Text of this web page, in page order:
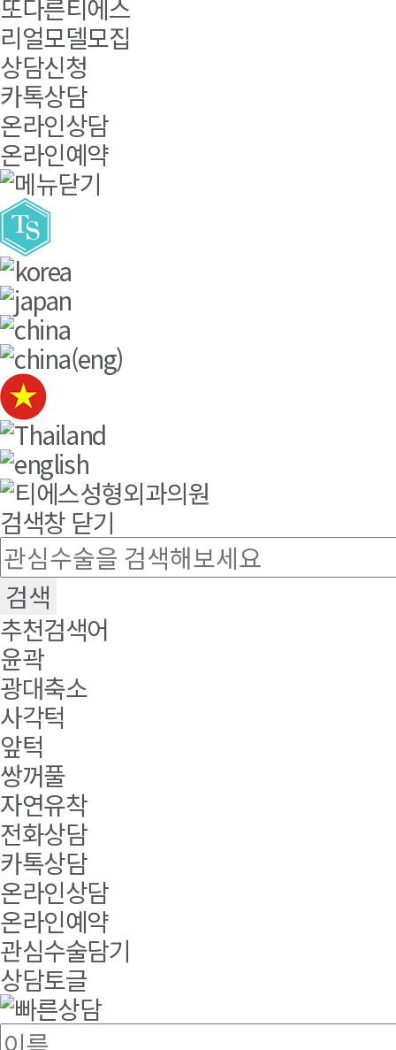
또다른티에스
리얼모델모집
상담신청
카톡상담
온라인상담
온라인예약
검색창 닫기
추천검색어
윤곽
광대축소
사각턱
앞턱
쌍꺼풀
자연유착
전화상담
카톡상담
온라인상담
온라인예약
관심수술담기
상담토글